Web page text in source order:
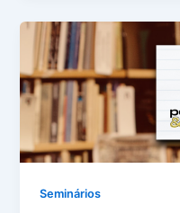
Seminários